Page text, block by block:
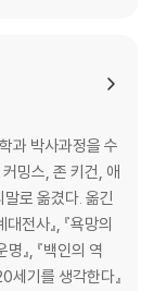
과 박사과정을 수
밍스, 존 키건, 애
로 옮겼다. 옮긴
대전사』, 『욕망의
』, 『백인의 역
세기를 생각한다』